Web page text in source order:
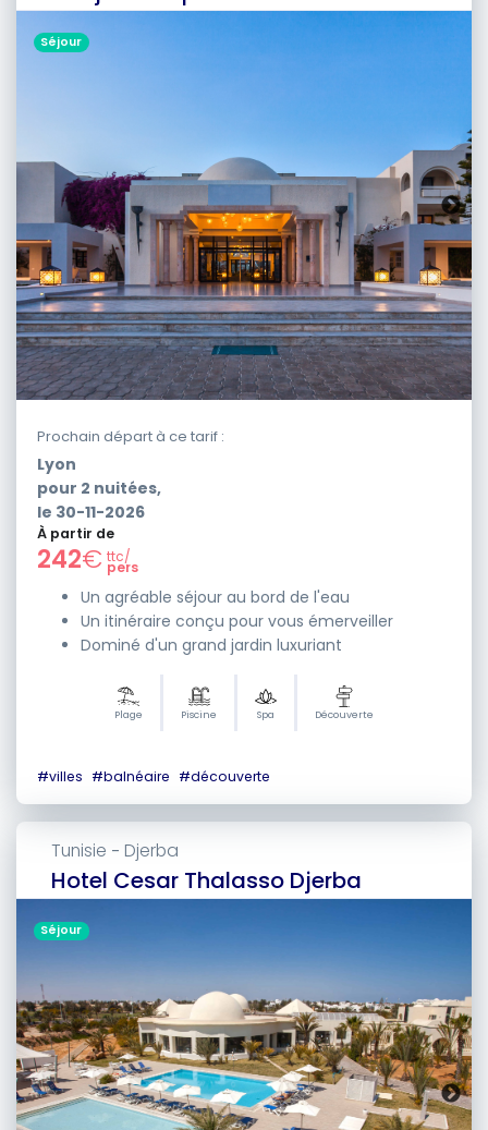
Séjour
Prochain départ à ce tarif :
Lyon
pour 2 nuitées,
le 30-11-2026
À partir de
242€ ttc/
pers
Un agréable séjour au bord de l'eau
Un itinéraire conçu pour vous émerveiller
Dominé d'un grand jardin luxuriant
Plage Piscine Spa Découverte
#villes #balnéaire #découverte
Hotel Cesar Thalasso Djerba
Tunisie - Djerba
Séjour